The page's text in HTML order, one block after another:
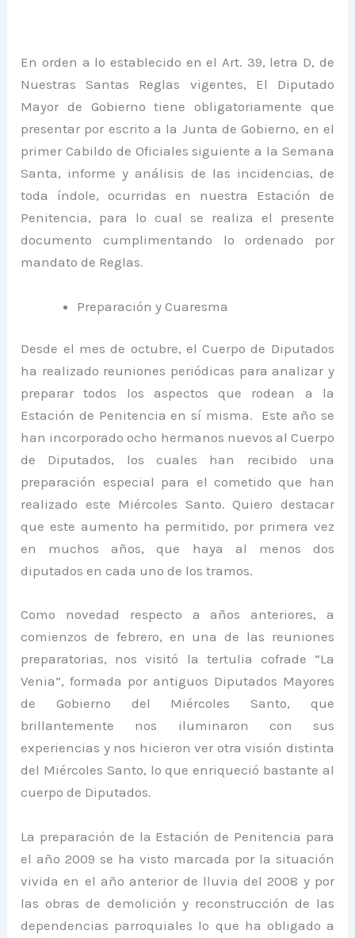
En orden a lo establecido en el Art. 39, letra D, de
Nuestras Santas Reglas vigentes, El Diputado
Mayor de Gobierno tiene obligatoriamente que
presentar por escrito a la Junta de Gobierno, en el
primer Cabildo de Oficiales siguiente a la Semana
Santa, informe y análisis de las incidencias, de
toda índole, ocurridas en nuestra Estación de
Penitencia, para lo cual se realiza el presente
documento cumplimentando lo ordenado por
mandato de Reglas.
Preparación y Cuaresma
Desde el mes de octubre, el Cuerpo de Diputados
ha realizado reuniones periódicas para analizar y
preparar todos los aspectos que rodean a la
Estación de Penitencia en sí misma. Este año se
han incorporado ocho hermanos nuevos al Cuerpo
de Diputados, los cuales han recibido una
preparación especial para el cometido que han
realizado este Miércoles Santo. Quiero destacar
que este aumento ha permitido, por primera vez
en muchos años, que haya al menos dos
diputados en cada uno de los tramos.
Como novedad respecto a años anteriores, a
comienzos de febrero, en una de las reuniones
preparatorias, nos visitó la tertulia cofrade “La
Venia”, formada por antiguos Diputados Mayores
de Gobierno del Miércoles Santo, que
brillantemente nos iluminaron con sus
experiencias y nos hicieron ver otra visión distinta
del Miércoles Santo, lo que enriqueció bastante al
cuerpo de Diputados.
La preparación de la Estación de Penitencia para
el año 2009 se ha visto marcada por la situación
vivida en el año anterior de lluvia del 2008 y por
las obras de demolición y reconstrucción de las
dependencias parroquiales lo que ha obligado a